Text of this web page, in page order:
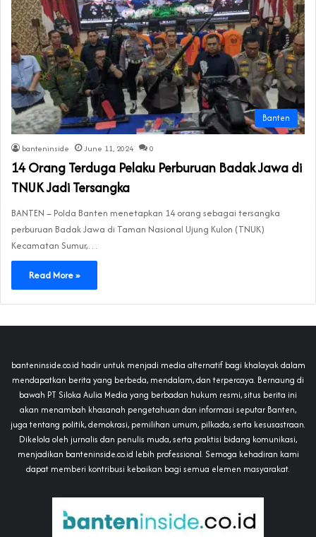
Banten
banteninside June 11, 2024 0
14 Orang Terduga Pelaku Perburuan Badak Jawa di
TNUK Jadi Tersangka
BANTEN – Polda Banten menetapkan 14 orang sebagai tersangka
perburuan Badak Jawa di Taman Nasional Ujung Kulon (TNUK)
Kecamatan Sumur,…
Read More »
banteninside.co.id hadir untuk menjadi media alternatif bagi khalayak dalam
mendapatkan berita yang berbeda, mendalam, dan terpercaya. Bernaung di
bawah PT Siloka Aulia Media yang berbadan hukum resmi, situs berita ini
akan menambah khasanah pengetahuan dan informasi seputar Banten,
juga tentang politik, demokrasi, pemilihan umum, pilkada, serta kesusastraan.
Dikelola oleh jurnalis dan penulis muda, serta praktisi bidang komunikasi,
menjadikan banteninside.co.id lebih professional. Semoga kehadiran kami
dapat memberi kontribusi kebaikan bagi semua elemen masyarakat.